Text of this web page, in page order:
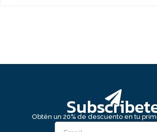
Obtén un 20% de descuento en tu